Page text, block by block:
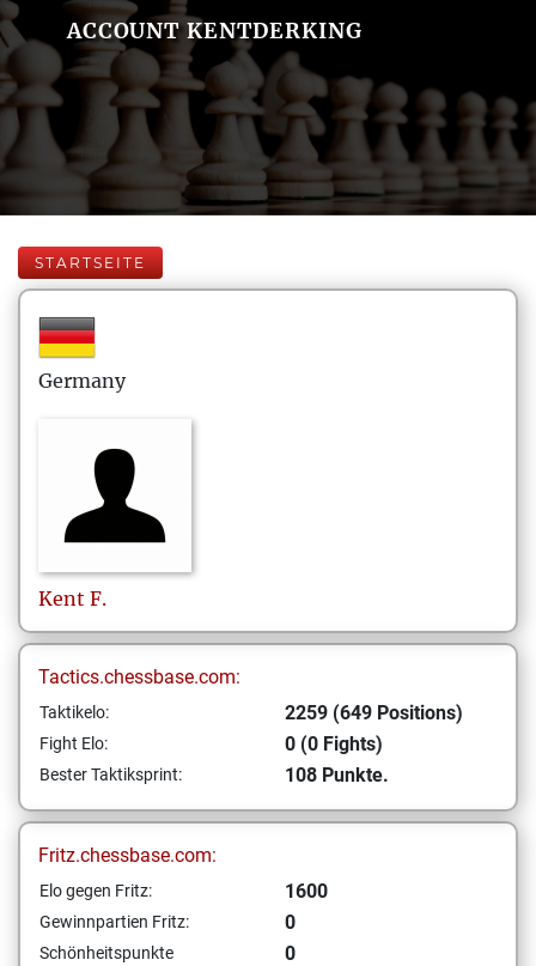
ACCOUNT KENTDERKING
STARTSEITE
Germany
Kent F.
Tactics.chessbase.com:
Taktikelo: 2259 (649 Positions)
Fight Elo: 0 (0 Fights)
Bester Taktiksprint: 108 Punkte.
Fritz.chessbase.com:
Elo gegen Fritz: 1600
Gewinnpartien Fritz: 0
Schönheitspunkte
0